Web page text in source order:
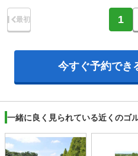
最初 1
今すぐ予約でき
一緒に良く見られている近くのゴ